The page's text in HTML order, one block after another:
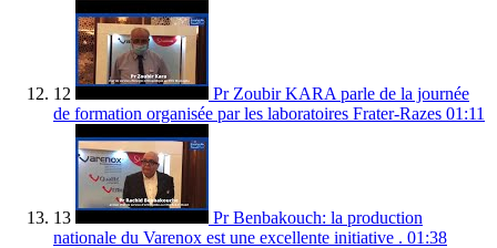
12
Pr Zoubir KARA parle de la journée
de formation organisée par les laboratoires Frater-Razes 01:11
13
Pr Benbakouch: la production
nationale du Varenox est une excellente initiative . 01:38